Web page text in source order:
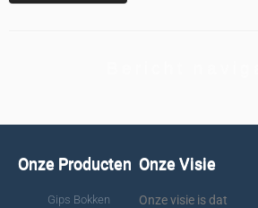
Onze Producten
Gips Bokken
Onze Visie
Onze visie is dat